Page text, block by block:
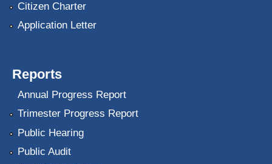
Citizen Charter
Application Letter
Reports
Annual Progress Report
Trimester Progress Report
Public Hearing
Public Audit